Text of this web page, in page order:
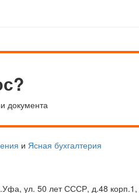
документа
и Ясная бухгалтерия
ул. 50 лет СССР, д.48